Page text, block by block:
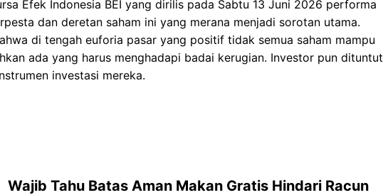
Efek Indonesia BEI yang dirilis pada Sabtu 13 Juni 2026 performa
dan deretan saham ini yang merana menjadi sorotan utama.
di tengah euforia pasar yang positif tidak semua saham mampu
ada yang harus menghadapi badai kerugian. Investor pun dituntut
investasi mereka.
Wajib Tahu Batas Aman Makan Gratis Hindari Racun